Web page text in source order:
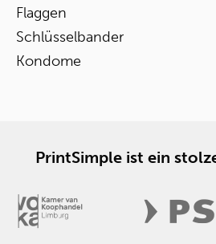
Flaggen
Schlüsselbander
Kondome
PrintSimple ist ein